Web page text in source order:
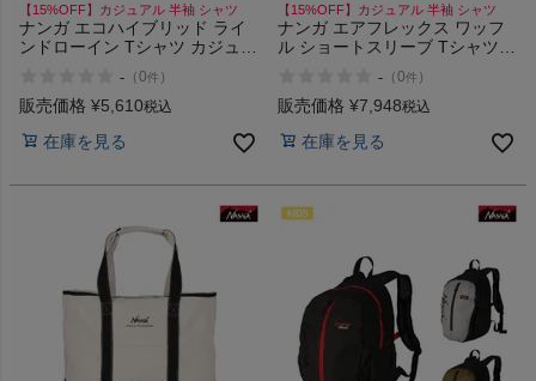
【15%OFF】カジュアル 半袖 シャツ
ナンガ エコハイブリッド ライ
ンドローイン Tシャツ カジュア
HYBRID LINE DRAWING TEE
- （0件 ）
販売価格 ¥5,610税込
在庫を見る
【15%OFF】カジュアル 半袖 シャツ
ナンガ エアフレックス ワッフ
ル ショートスリーブ Tシャツ
袖 シャツ NANGA AIRFLEXR
WAFFLE TEE
- （0件 ）
販売価格 ¥7,948税込
在庫を見る